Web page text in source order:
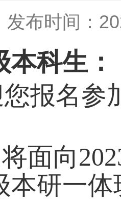
发布时间：
本科生：
报名参
面向
本研一